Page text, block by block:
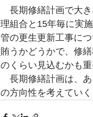
長期修繕計画で大き
理組合と15年毎に実
管の更生更新工事に
賄うかどうかで、修
のくらい見込むかも重
長期修繕計画は、あ
の方向性を考えてい